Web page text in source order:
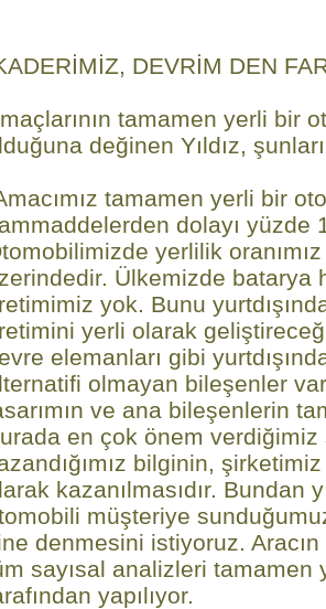
DEVRİM DEN
tamamen yerli bir
değinen Yıldız,
tamamen yerli bir
dolayı yüzde
yerlilik
Ülkemizde batarya
yok. Bunu
yerli olarak
elemanları gibi
olmayan bileşenler
ve ana bileşenlerin
en çok önem
bilginin,
kazanılmasıdır. Bundan
müşteriye
denmesini istiyoruz. Aracın
sayısal analizleri tamamen
yapılıyor.